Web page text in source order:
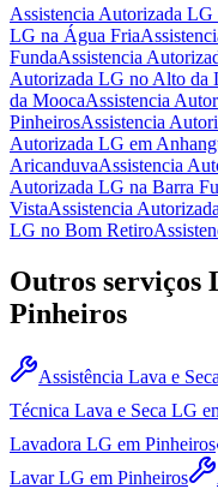
Assistencia Autorizada LG
LG na Água Fria
FundaAssistencia
Autorizada LG no Alto da
da MoocaAssistencia
PinheirosAssistencia
Autorizada LG em
AricanduvaAssistencia
Autorizada LG na Barra
VistaAssistencia
LG no Bom Retiro
Outros serviços
Pinheiros
Assistência Lava e
Técnica Lava e Seca LG
Lavadora LG em Pinheiros
Lavar LG em Pinheiros